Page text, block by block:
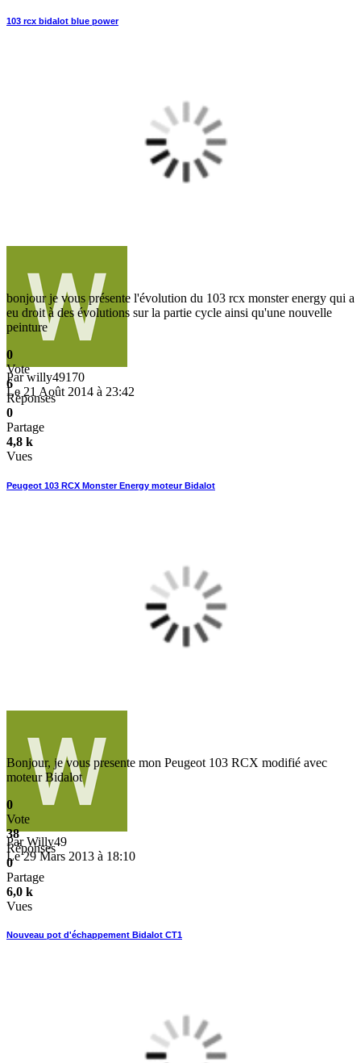
103 rcx bidalot blue power
Parwilly49170
Le 21 Août 2014 à 23:42
bonjour je vous présente l'évolution du 103 rcx monster energy qui a
eu droit à des évolutions sur la partie cycle ainsi qu'une nouvelle
peinture
0
Vote
6
Réponses
0
Partage
4,8 k
Vues
Peugeot 103 RCX Monster Energy moteur Bidalot
ParWilly49
Le 29 Mars 2013 à 18:10
Bonjour, je vous presente mon Peugeot 103 RCX modifié avec
moteur Bidalot
0
Vote
38
Réponses
0
Partage
6,0 k
Vues
Nouveau pot d'échappement Bidalot CT1